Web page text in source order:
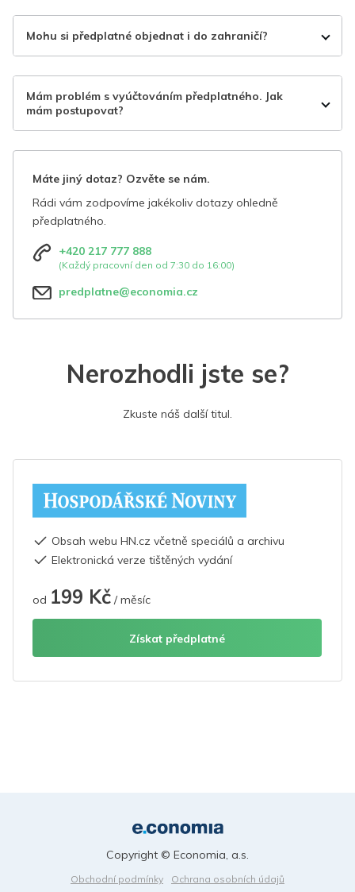
Mohu si předplatné objednat i do zahraničí?
Mám problém s vyúčtováním předplatného. Jak
mám postupovat?
Máte jiný dotaz? Ozvěte se nám.
Rádi vám zodpovíme jakékoliv dotazy ohledně
předplatného.
+420 217 777 888
(Každý pracovní den od 7:30 do 16:00)
predplatne@economia.cz
Nerozhodli jste se?
Zkuste náš další titul.
Obsah webu HN.cz včetně speciálů a archivu
Elektronická verze tištěných vydání
od 199 Kč / měsíc
Získat předplatné
Obchodní podmínky
Ochrana osobních údajů
Copyright © Economia, a.s.